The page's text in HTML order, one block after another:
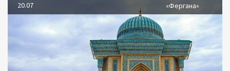
20.07 «Фергана»